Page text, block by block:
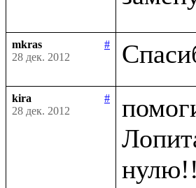
mkras
#
28 дек. 2012
kira
#
28 дек. 2012